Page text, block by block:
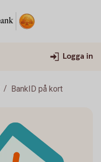
Logga in
BankID på kort